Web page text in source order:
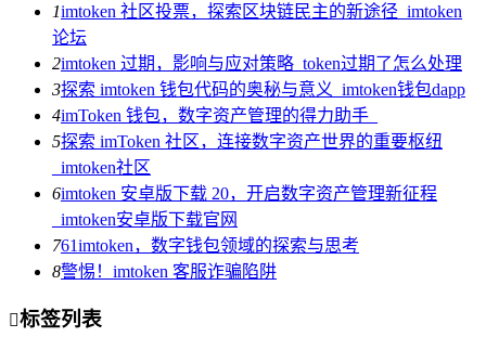
1imtoken 社区投票，探索区块链民主的新途径_imtoken
论坛
2imtoken 过期，影响与应对策略_token过期了怎么处理
3探索 imtoken 钱包代码的奥秘与意义_imtoken钱包dapp
4imToken 钱包，数字资产管理的得力助手_
5探索 imToken 社区，连接数字资产世界的重要枢纽
_imtoken社区
6imtoken 安卓版下载 20，开启数字资产管理新征程
_imtoken安卓版下载官网
761imtoken，数字钱包领域的探索与思考
8警惕！imtoken 客服诈骗陷阱
标签列表